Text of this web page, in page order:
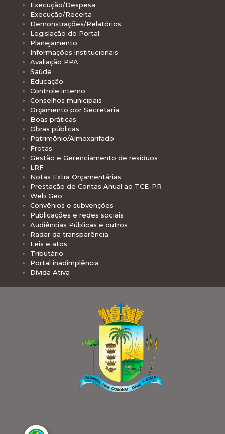
Execução/Despesa
Execução/Receita
Demonstrações/Relatórios
Legislação do Portal
Planejamento
Informações institucionais
Avaliação PPA
Saúde
Educação
Controle interno
Conselhos municipais
Orçamento por Secretaria
Boas práticas
Obras públicas
Patrimônio/Almoxarifado
Frotas
Gestão e Gerenciamento de resíduos
LRF
Notas Extra Orçamentárias
Prestação de Contas Anual ao TCE-PR
Web Geo
Convênios e subvenções
Publicações e redes sociais
Audiências Públicas e outros
Radar da transparência
Leis e atos
Tributário
Portal inadimplência
Dívida Ativa